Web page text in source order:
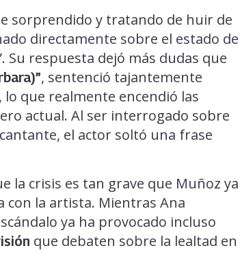
sorprendido y tratando de huir de
directamente sobre el estado de
Su respuesta dejó más dudas que
, sentenció tajantemente
que realmente encendió las
actual. Al ser interrogado sobre
el actor soltó una frase
la crisis es tan grave que Muñoz ya
con la artista. Mientras Ana
ya ha provocado incluso
que debaten sobre la lealtad en